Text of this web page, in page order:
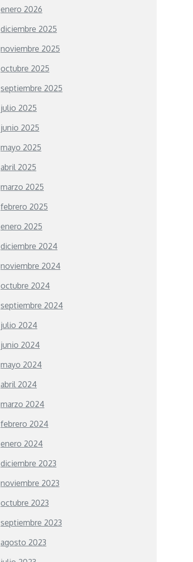
enero 2026
diciembre 2025
noviembre 2025
octubre 2025
septiembre 2025
julio 2025
junio 2025
mayo 2025
abril 2025
marzo 2025
febrero 2025
enero 2025
diciembre 2024
noviembre 2024
octubre 2024
septiembre 2024
julio 2024
junio 2024
mayo 2024
abril 2024
marzo 2024
febrero 2024
enero 2024
diciembre 2023
noviembre 2023
octubre 2023
septiembre 2023
agosto 2023